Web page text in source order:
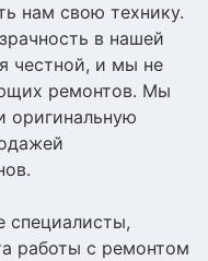
нам свою технику.
в нашей
честной, и мы не
ремонтов. Мы
оригинальную
специалисты,
работы с ремонтом